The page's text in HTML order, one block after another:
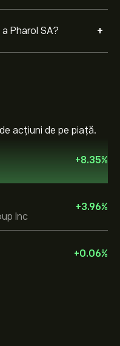
Pharol SA? +
acțiuni de pe piață.
+8.35%
Inc
+3.96%
+0.06%